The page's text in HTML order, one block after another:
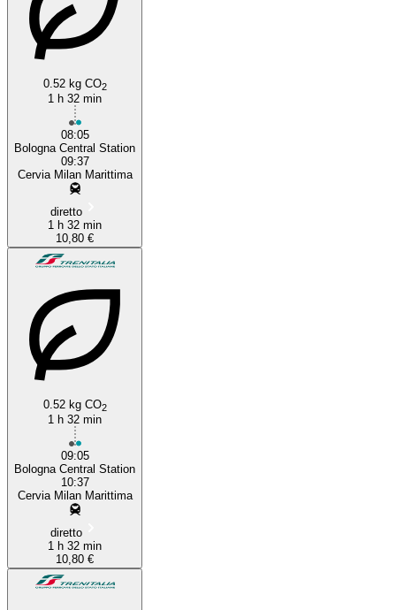
0.52 kg CO2
1 h 32 min
08:05
Bologna Central Station
09:37
Cervia Milan Marittima
diretto
1 h 32 min
10,80 €
0.52 kg CO2
1 h 32 min
09:05
Bologna Central Station
10:37
Cervia Milan Marittima
diretto
1 h 32 min
10,80 €